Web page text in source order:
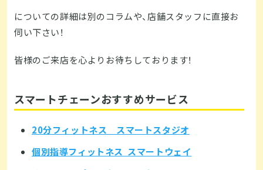
についての詳細は別のコラムや、店舗スタッフに直接お
伺い下さい！
皆様のご来店を心よりお待ちしております！
スマートチェーンおすすめサービス
20分フィットネス スマートスタジオ
個別指導フィットネス スマートウェイ